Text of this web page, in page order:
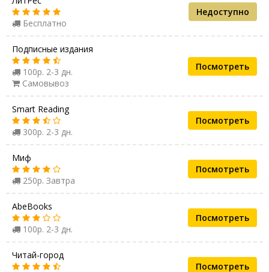
Бесплатно
Недоступно
Подписные издания
100р. 2-3 дн.
Самовывоз
Посмотреть
Smart Reading
300р. 2-3 дн.
Посмотреть
Миф
250р. Завтра
Посмотреть
AbeBooks
100р. 2-3 дн.
Посмотреть
Читай-город
Посмотреть